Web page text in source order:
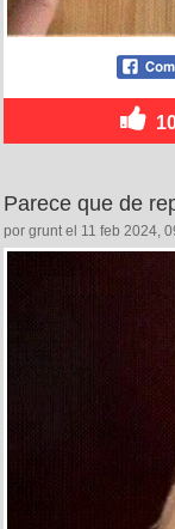
Parece que de
por grunt el 11 feb 2024,